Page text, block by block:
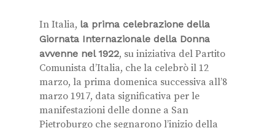
In Italia, la prima celebrazione della
Giornata Internazionale della Donna
avvenne nel 1922, su iniziativa del Partito
Comunista d’Italia, che la celebrò il 12
marzo, la prima domenica successiva all’8
marzo 1917, data significativa per le
manifestazioni delle donne a San
Pietroburgo che segnarono l’inizio della